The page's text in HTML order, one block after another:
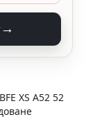
→
XS A52 52